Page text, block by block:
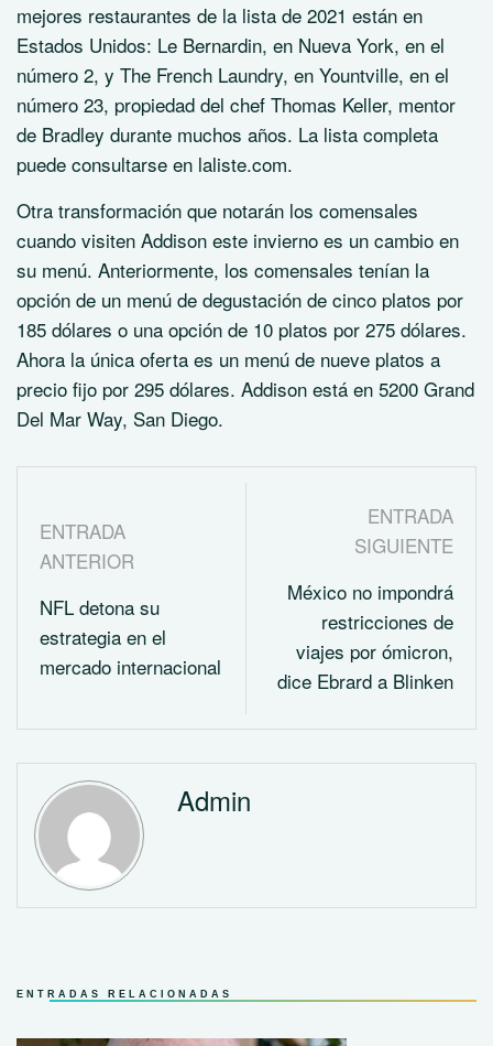
mejores restaurantes de la lista de 2021 están en
Estados Unidos: Le Bernardin, en Nueva York, en el
número 2, y The French Laundry, en Yountville, en el
número 23, propiedad del chef Thomas Keller, mentor
de Bradley durante muchos años. La lista completa
puede consultarse en laliste.com.
Otra transformación que notarán los comensales
cuando visiten Addison este invierno es un cambio en
su menú. Anteriormente, los comensales tenían la
opción de un menú de degustación de cinco platos por
185 dólares o una opción de 10 platos por 275 dólares.
Ahora la única oferta es un menú de nueve platos a
precio fijo por 295 dólares. Addison está en 5200 Grand
Del Mar Way, San Diego.
ENTRADA
ANTERIOR
NFL detona su
estrategia en el
mercado internacional
ENTRADA
SIGUIENTE
México no impondrá
restricciones de
viajes por ómicron,
dice Ebrard a Blinken
Admin
ENTRADAS RELACIONADAS